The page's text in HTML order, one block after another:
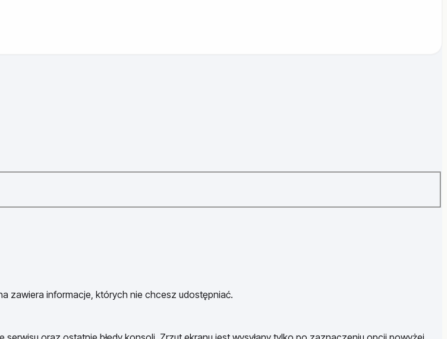
zawiera informacje, których nie chcesz udostępniać.